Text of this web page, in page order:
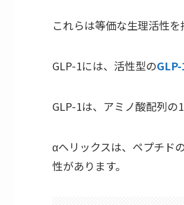
これらは等価な生理活性
GLP-1には、活性型の
GLP-1は、アミノ酸配列の
αヘリックスは、ペプチド
性があります。